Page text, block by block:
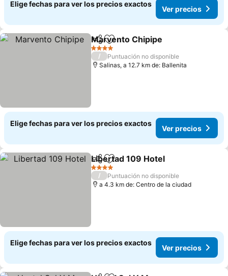
Elige fechas para ver los precios exactos
Ver precios
CompartirAgregar a favoritos
Marvento Chipipe
4 Estrellas
/
Puntuación no disponible
Salinas, a 12.7 km de: Ballenita
Elige fechas para ver los precios exactos
Ver precios
CompartirAgregar a favoritos
Libertad 109 Hotel
4 Estrellas
/
Puntuación no disponible
a 4.3 km de: Centro de la ciudad
Elige fechas para ver los precios exactos
Ver precios